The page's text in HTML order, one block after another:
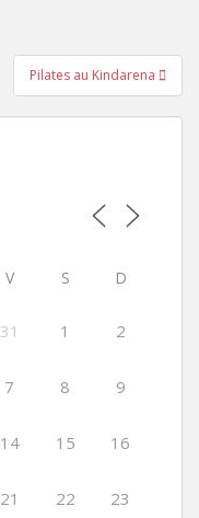
Pilates au Kindarena
V S D
31 1 2
7 8 9
14 15 16
21 22 23